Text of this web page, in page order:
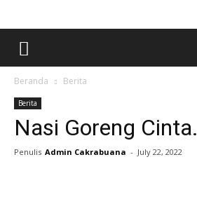
Beranda Berita
Berita
Nasi Goreng Cinta.
Penulis Admin Cakrabuana - July 22, 2022